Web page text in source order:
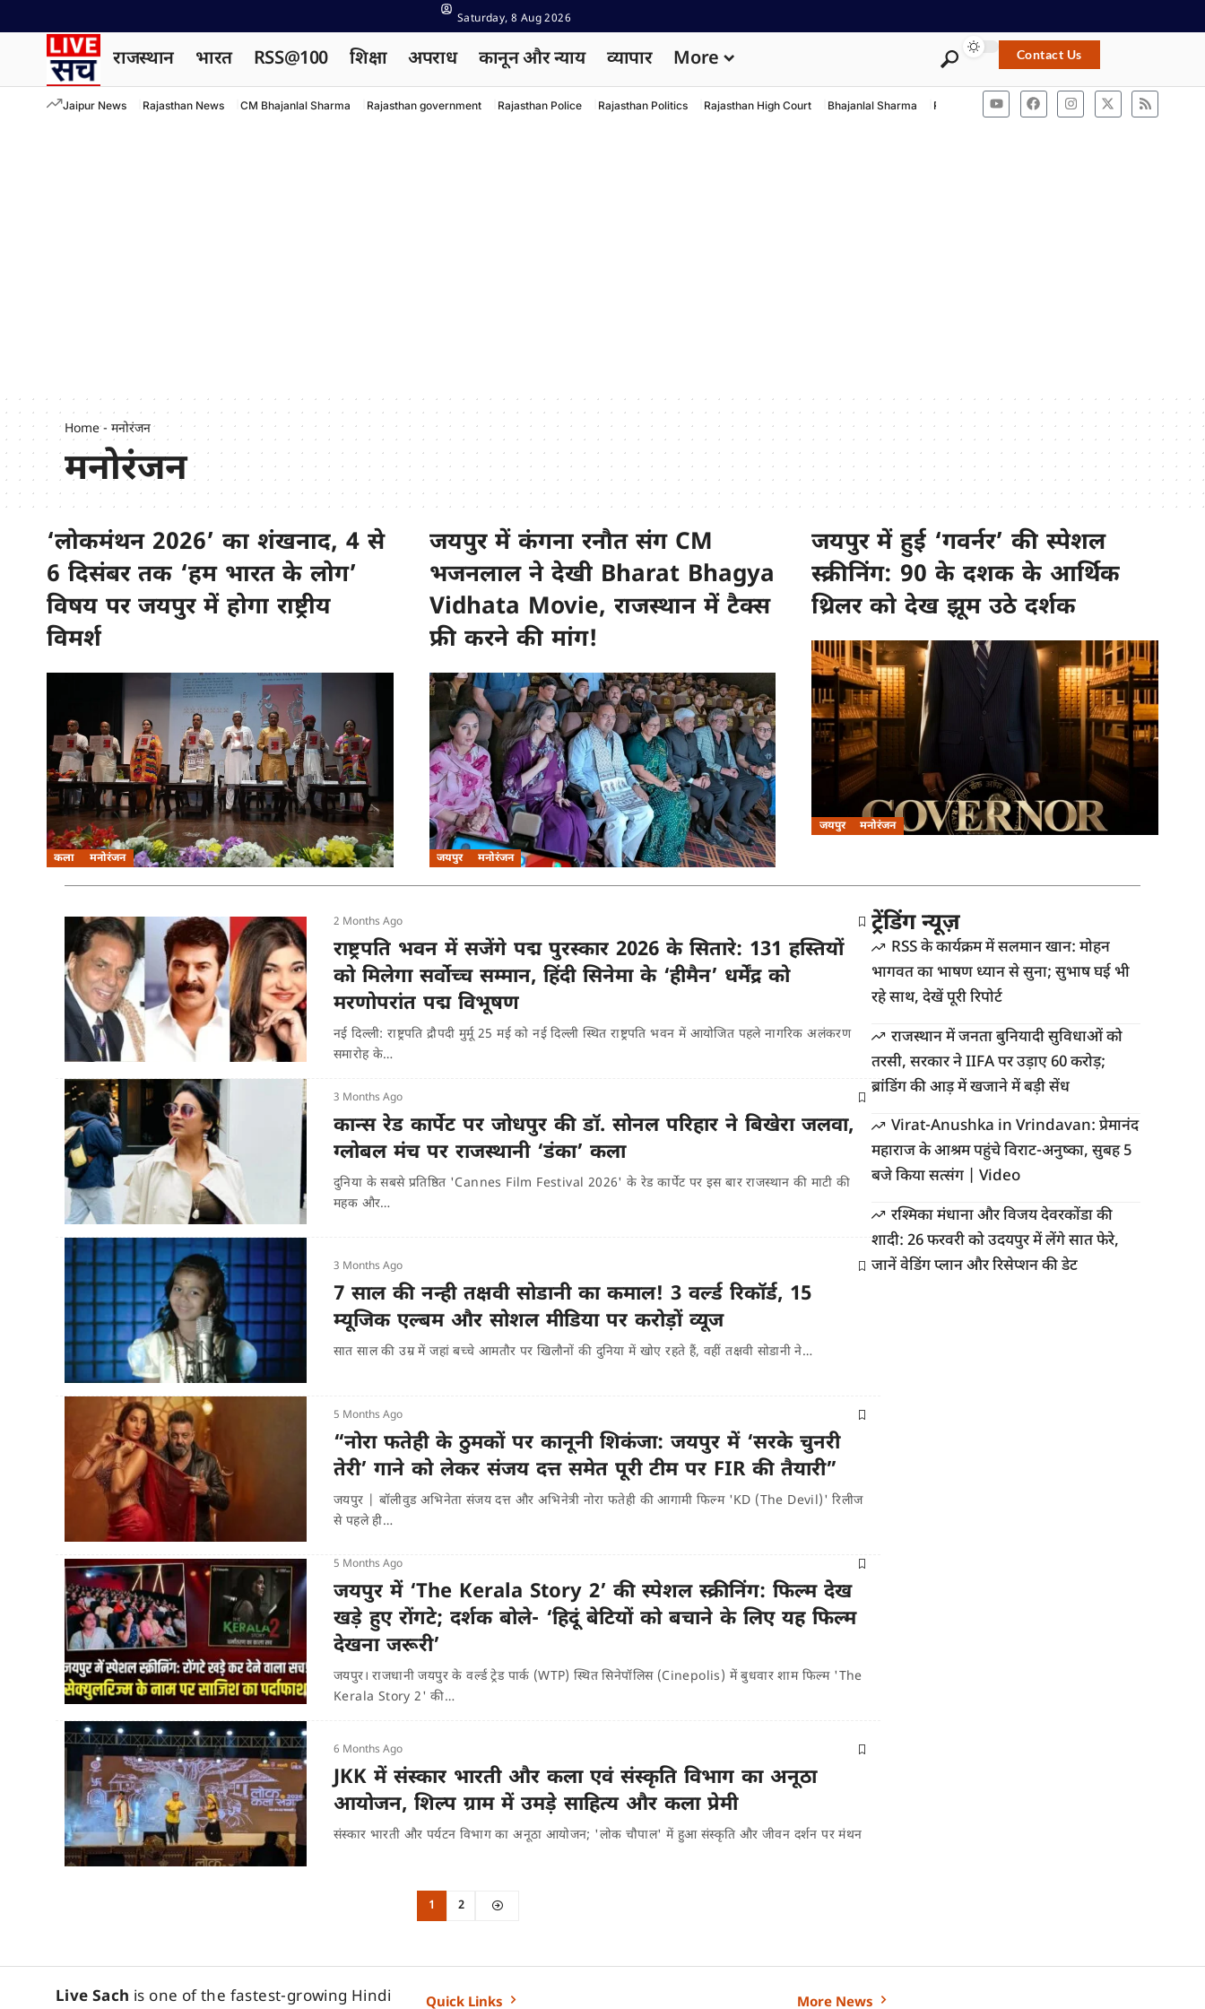
Saturday, 8 Aug 2026
राजस्थान भारत RSS@100 शिक्षा अपराध कानून और न्याय व्यापार More Contact Us
Jaipur News Rajasthan News CM Bhajanlal Sharma Rajasthan government Rajasthan Police Rajasthan Politics Rajasthan High Court Bhajanlal Sharma Rashtriya Swayamsevak Sangh ACB Rajasthan
Home- मनोरंजन
मनोरंजन
‘लोकमंथन 2026’ का शंखनाद, 4 से
6 दिसंबर तक ‘हम भारत के लोग’
विषय पर जयपुर में होगा राष्ट्रीय
विमर्श
कला मनोरंजन
जयपुर में कंगना रनौत संग CM
भजनलाल ने देखी Bharat Bhagya
Vidhata Movie, राजस्थान में टैक्स
फ्री करने की मांग!
जयपुर मनोरंजन
जयपुर में हुई ‘गवर्नर’ की स्पेशल
स्क्रीनिंग: 90 के दशक के आर्थिक
थ्रिलर को देख झूम उठे दर्शक
जयपुर मनोरंजन
2 Months Ago
राष्ट्रपति भवन में सजेंगे पद्म पुरस्कार 2026 के सितारे: 131 हस्तियों
को मिलेगा सर्वोच्च सम्मान, हिंदी सिनेमा के ‘हीमैन’ धर्मेंद्र को
मरणोपरांत पद्म विभूषण
नई दिल्ली: राष्ट्रपति द्रौपदी मुर्मू 25 मई को नई दिल्ली स्थित राष्ट्रपति भवन में आयोजित पहले नागरिक अलंकरण
समारोह के…
3 Months Ago
कान्स रेड कार्पेट पर जोधपुर की डॉ. सोनल परिहार ने बिखेरा जलवा,
ग्लोबल मंच पर राजस्थानी ‘डंका’ कला
दुनिया के सबसे प्रतिष्ठित 'Cannes Film Festival 2026' के रेड कार्पेट पर इस बार राजस्थान की माटी की
महक और…
3 Months Ago
7 साल की नन्ही तक्षवी सोडानी का कमाल! 3 वर्ल्ड रिकॉर्ड, 15
म्यूजिक एल्बम और सोशल मीडिया पर करोड़ों व्यूज
सात साल की उम्र में जहां बच्चे आमतौर पर खिलौनों की दुनिया में खोए रहते हैं, वहीं तक्षवी सोडानी ने…
5 Months Ago
“नोरा फतेही के ठुमकों पर कानूनी शिकंजा: जयपुर में ‘सरके चुनरी
तेरी’ गाने को लेकर संजय दत्त समेत पूरी टीम पर FIR की तैयारी”
जयपुर | बॉलीवुड अभिनेता संजय दत्त और अभिनेत्री नोरा फतेही की आगामी फिल्म 'KD (The Devil)' रिलीज
से पहले ही…
5 Months Ago
जयपुर में ‘The Kerala Story 2’ की स्पेशल स्क्रीनिंग: फिल्म देख
खड़े हुए रोंगटे; दर्शक बोले- ‘हिदूं बेटियों को बचाने के लिए यह फिल्म
देखना जरूरी’
जयपुर। राजधानी जयपुर के वर्ल्ड ट्रेड पार्क (WTP) स्थित सिनेपॉलिस (Cinepolis) में बुधवार शाम फिल्म 'The
Kerala Story 2' की…
6 Months Ago
JKK में संस्कार भारती और कला एवं संस्कृति विभाग का अनूठा
आयोजन, शिल्प ग्राम में उमड़े साहित्य और कला प्रेमी
संस्कार भारती और पर्यटन विभाग का अनूठा आयोजन; 'लोक चौपाल' में हुआ संस्कृति और जीवन दर्शन पर मंथन
1 2
ट्रेंडिंग न्यूज़
RSS के कार्यक्रम में सलमान खान: मोहन
भागवत का भाषण ध्यान से सुना; सुभाष घई भी
रहे साथ, देखें पूरी रिपोर्ट
राजस्थान में जनता बुनियादी सुविधाओं को
तरसी, सरकार ने IIFA पर उड़ाए 60 करोड़;
ब्रांडिंग की आड़ में खजाने में बड़ी सेंध
Virat-Anushka in Vrindavan: प्रेमानंद
महाराज के आश्रम पहुंचे विराट-अनुष्का, सुबह 5
बजे किया सत्संग | Video
रश्मिका मंधाना और विजय देवरकोंडा की
शादी: 26 फरवरी को उदयपुर में लेंगे सात फेरे,
जानें वेडिंग प्लान और रिसेप्शन की डेट
Live Sach is one of the fastest-growing Hindi Quick Links More News